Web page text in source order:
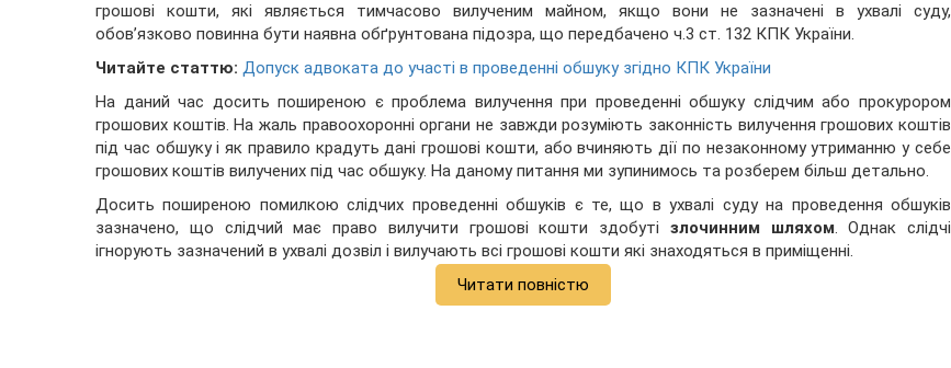
грошові кошти, які являється тимчасово вилученим майном, якщо вони не зазначені в ухвалі суду,
обов’язково повинна бути наявна обґрунтована підозра, що передбачено ч.3 ст. 132 КПК України.
Читайте статтю: Допуск адвоката до участі в проведенні обшуку згідно КПК України
На даний час досить поширеною є проблема вилучення при проведенні обшуку слідчим або прокурором
грошових коштів. На жаль правоохоронні органи не завжди розуміють законність вилучення грошових коштів
під час обшуку і як правило крадуть дані грошові кошти, або вчиняють дії по незаконному утриманню у себе
грошових коштів вилучених під час обшуку. На даному питання ми зупинимось та розберем більш детально.
Досить поширеною помилкою слідчих проведенні обшуків є те, що в ухвалі суду на проведення обшуків
зазначено, що слідчий має право вилучити грошові кошти здобуті злочинним шляхом. Однак слідчі
ігнорують зазначений в ухвалі дозвіл і вилучають всі грошові кошти які знаходяться в приміщенні.
Читати повністю